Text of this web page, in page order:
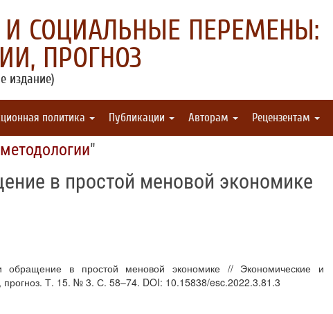
СОЦИАЛЬНЫЕ ПЕРЕМЕНЫ:
ПРОГНОЗ
издание)
политика Публикации Авторам Рецензентам
"
в простой меновой экономике
обращение в простой меновой экономике // Экономические и
Т. 15. № 3. С. 58–74. DOI: 10.15838/esc.2022.3.81.3